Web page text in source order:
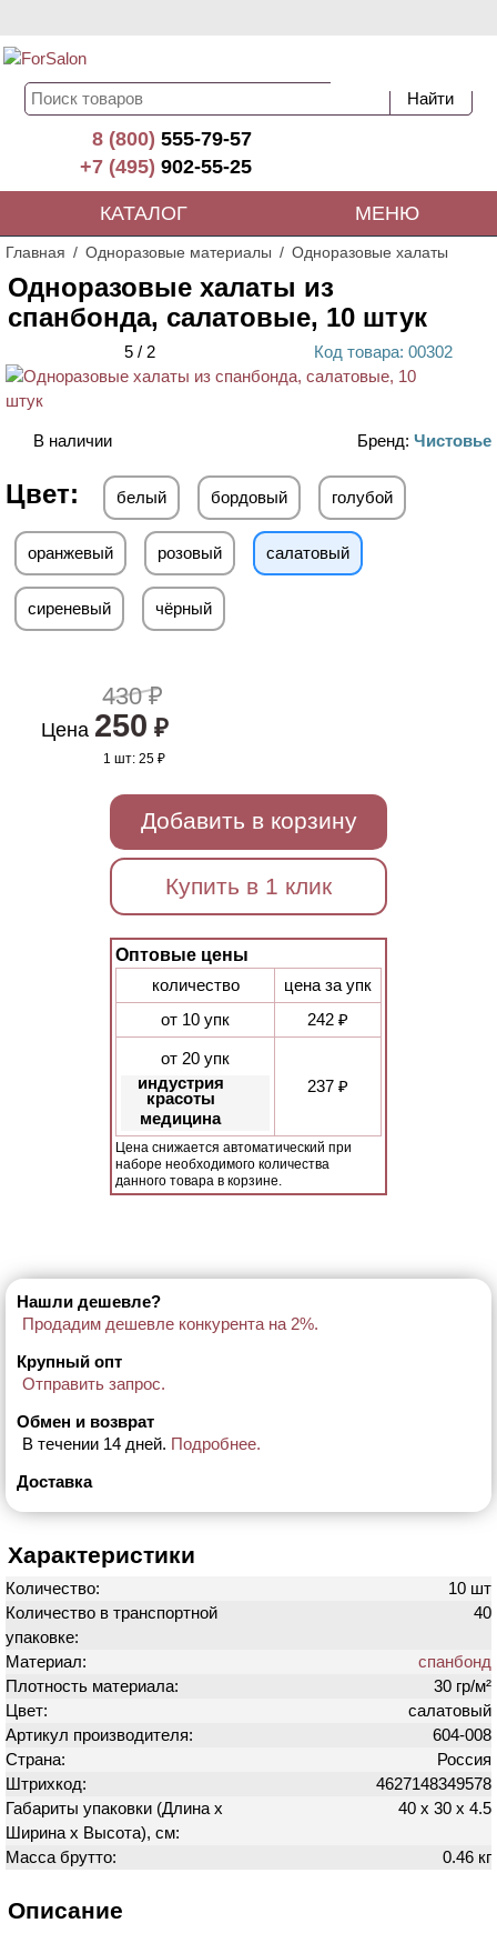
8 (800)555-79-57
+7 (495)902-55-25
КАТАЛОГ МЕНЮ
Главная Одноразовые материалы Одноразовые халаты
Одноразовые халаты из
спанбонда, салатовые, 10 штук
5 / 2 Код товара: 00302
В наличии Бренд: Чистовье
Цвет: белый бордовый голубой
оранжевый розовый салатовый
сиреневый чёрный
430 ₽
Цена 250 ₽
1 шт:25 ₽
Добавить в корзину
Купить в 1 клик
Оптовые цены
количество
цена за упк
от 10 упк
242 ₽
от 20 упк
индустрия
красоты
медицина
237 ₽
Цена снижается автоматический при
наборе необходимого количества
данного товара в корзине.
Нашли дешевле?
Продадим дешевле конкурента на 2%.
Крупный опт
Отправить запрос.
Обмен и возврат
В течении 14 дней. Подробнее.
Доставка
Характеристики
Количество:
10 шт
Количество в транспортной
упаковке:
40
Материал:
спанбонд
Плотность материала:
30 гр/м²
Цвет:
салатовый
Артикул производителя:
604-008
Страна:
Россия
Штрихкод:
4627148349578
Габариты упаковки (Длина х
Ширина х Высота), см:
40 х 30 х 4.5
Масса брутто: 0.46 кг
Описание